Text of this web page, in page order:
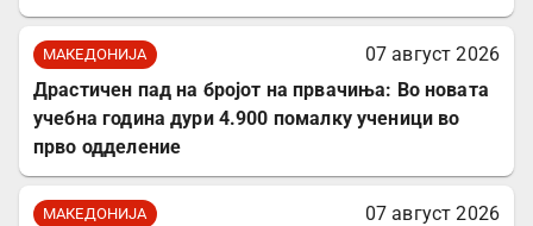
МАКЕДОНИЈА
07 август 2026
Драстичен пад на бројот на првачиња: Во новата
учебна година дури 4.900 помалку ученици во
прво одделение
МАКЕДОНИЈА
07 август 2026